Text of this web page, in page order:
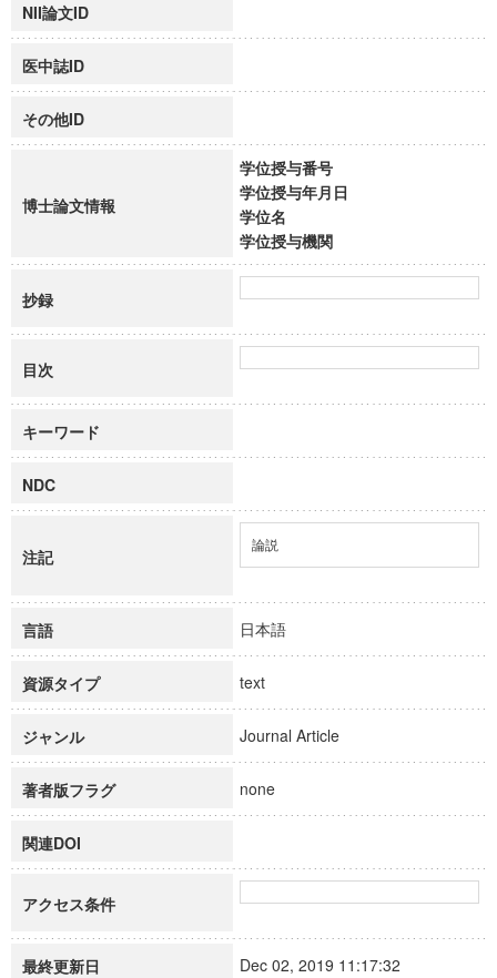
NII論文ID
医中誌ID
その他ID
博士論文情報
学位授与番号
学位授与年月日
学位名
学位授与機関
抄録
目次
キーワード
NDC
注記
論説
言語 日本語
資源タイプ text
ジャンル Journal Article
著者版フラグ none
関連DOI
アクセス条件
最終更新日 Dec 02, 2019 11:17:32